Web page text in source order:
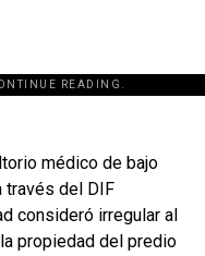
READING.
médico de bajo
través del DIF
consideró irregular al
propiedad del predio